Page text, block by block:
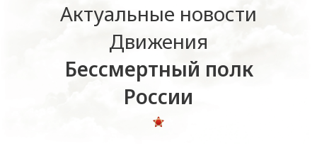
Актуальные новости
Движения
Бессмертный полк
России